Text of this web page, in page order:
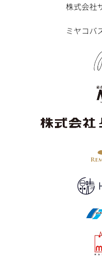
株式会社
ミヤコバ